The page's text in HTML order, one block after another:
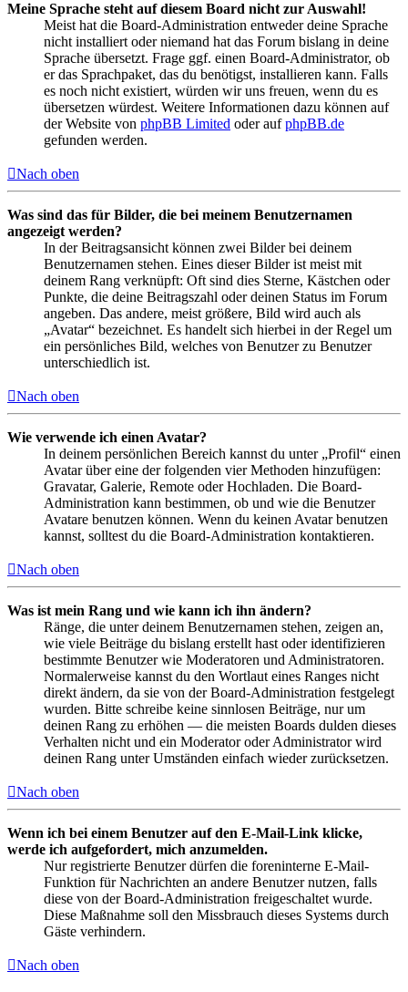
Meine Sprache steht auf diesem Board nicht zur Auswahl!
Meist hat die Board-Administration entweder deine Sprache
nicht installiert oder niemand hat das Forum bislang in deine
Sprache übersetzt. Frage ggf. einen Board-Administrator, ob
er das Sprachpaket, das du benötigst, installieren kann. Falls
es noch nicht existiert, würden wir uns freuen, wenn du es
übersetzen würdest. Weitere Informationen dazu können auf
der Website von phpBB Limited oder aufphpBB.de
gefunden werden.
Nach oben
Was sind das für Bilder, die bei meinem Benutzernamen
angezeigt werden?
In der Beitragsansicht können zwei Bilder bei deinem
Benutzernamen stehen. Eines dieser Bilder ist meist mit
deinem Rang verknüpft: Oft sind dies Sterne, Kästchen oder
Punkte, die deine Beitragszahl oder deinen Status im Forum
angeben. Das andere, meist größere, Bild wird auch als
„Avatar“ bezeichnet. Es handelt sich hierbei in der Regel um
ein persönliches Bild, welches von Benutzer zu Benutzer
unterschiedlich ist.
Nach oben
Wie verwende ich einen Avatar?
In deinem persönlichen Bereich kannst du unter „Profil“ einen
Avatar über eine der folgenden vier Methoden hinzufügen:
Gravatar, Galerie, Remote oder Hochladen. Die Board-
Administration kann bestimmen, ob und wie die Benutzer
Avatare benutzen können. Wenn du keinen Avatar benutzen
kannst, solltest du die Board-Administration kontaktieren.
Nach oben
Was ist mein Rang und wie kann ich ihn ändern?
Ränge, die unter deinem Benutzernamen stehen, zeigen an,
wie viele Beiträge du bislang erstellt hast oder identifizieren
bestimmte Benutzer wie Moderatoren und Administratoren.
Normalerweise kannst du den Wortlaut eines Ranges nicht
direkt ändern, da sie von der Board-Administration festgelegt
wurden. Bitte schreibe keine sinnlosen Beiträge, nur um
deinen Rang zu erhöhen — die meisten Boards dulden dieses
Verhalten nicht und ein Moderator oder Administrator wird
deinen Rang unter Umständen einfach wieder zurücksetzen.
Nach oben
Wenn ich bei einem Benutzer auf den E-Mail-Link klicke,
werde ich aufgefordert, mich anzumelden.
Nur registrierte Benutzer dürfen die foreninterne E-Mail-
Funktion für Nachrichten an andere Benutzer nutzen, falls
diese von der Board-Administration freigeschaltet wurde.
Diese Maßnahme soll den Missbrauch dieses Systems durch
Gäste verhindern.
Nach oben